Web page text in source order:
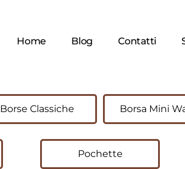
Home Blog Contatti
Borse Classiche Borsa Mini
Pochette